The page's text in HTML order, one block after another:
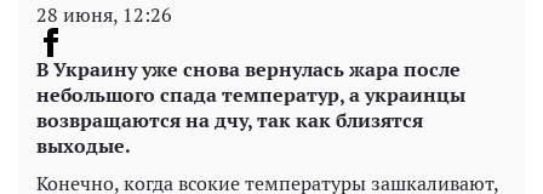
28 июня, 12:26
В Украину уже снова вернулась жара после
небольшого спада температур, а украинцы
возвращаются на дчу, так как близятся
выходые.
Конечно, когда всокие температуры зашкаливают,